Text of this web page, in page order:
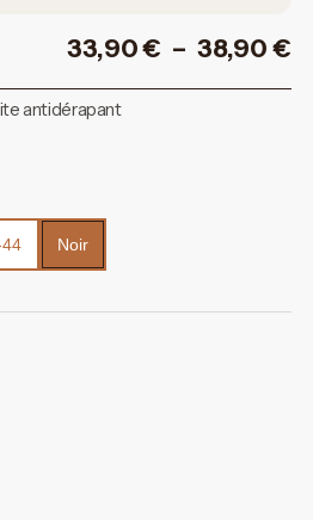
33,90€ – 38,90€
antidérapant
Noir